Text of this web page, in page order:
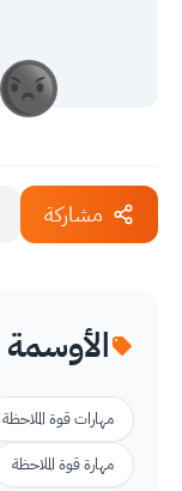
مشاركة
الأوسمة
مهارات قوة الملاحظة
مهارة قوة الملاحظة